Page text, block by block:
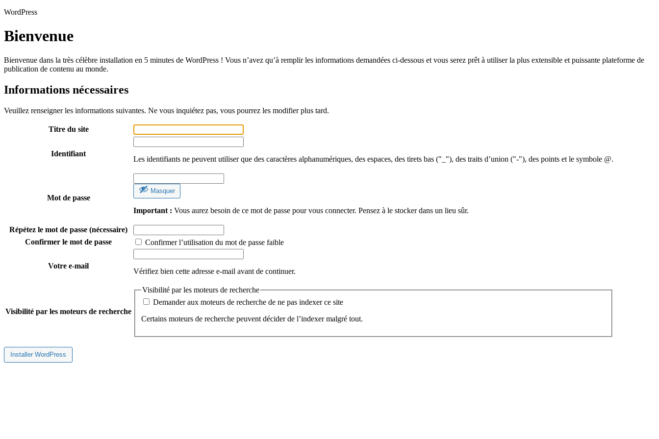
WordPress
Bienvenue
Bienvenue dans la très célèbre installation en 5 minutes de WordPress ! Vous n’avez qu’à remplir les informations demandées ci-dessous et vous serez prêt à utiliser la plus extensible et puissante plateforme de
publication de contenu au monde.
Informations nécessaires
Veuillez renseigner les informations suivantes. Ne vous inquiétez pas, vous pourrez les modifier plus tard.
Titre du site
Identifiant
Les identifiants ne peuvent utiliser que des caractères alphanumériques, des espaces, des tirets bas ("_"), des traits d’union ("-"), des points et le symbole @.
Mot de passe
Masquer
Important : Vous aurez besoin de ce mot de passe pour vous connecter. Pensez à le stocker dans un lieu sûr.
Répétez le mot de passe (nécessaire)
Confirmer le mot de passe
Confirmer l’utilisation du mot de passe faible
Votre e-mail
Vérifiez bien cette adresse e-mail avant de continuer.
Visibilité par les moteurs de recherche
Visibilité par les moteurs de recherche
Demander aux moteurs de recherche de ne pas indexer ce site
Certains moteurs de recherche peuvent décider de l’indexer malgré tout.